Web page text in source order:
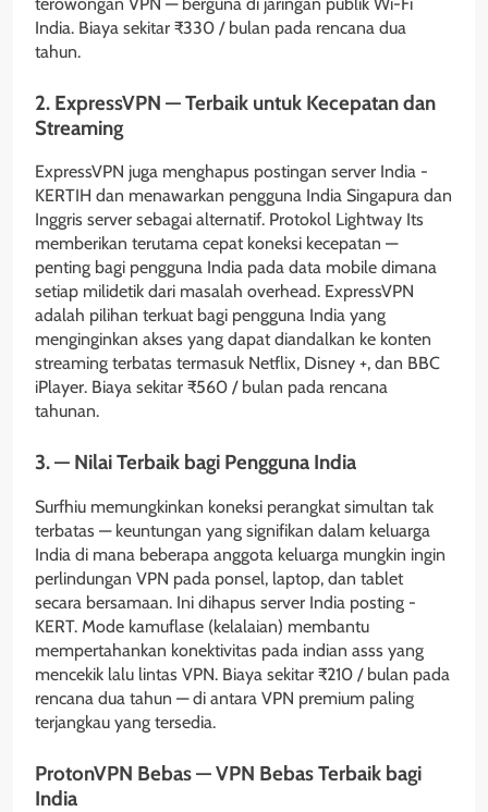
India. Biaya sekitar ₹330 / bulan pada rencana dua
tahun.
2. ExpressVPN — Terbaik untuk Kecepatan dan
Streaming
ExpressVPN juga menghapus postingan server India -
KERTIH dan menawarkan pengguna India Singapura dan
Inggris server sebagai alternatif. Protokol Lightway Its
memberikan terutama cepat koneksi kecepatan —
penting bagi pengguna India pada data mobile dimana
setiap milidetik dari masalah overhead. ExpressVPN
adalah pilihan terkuat bagi pengguna India yang
menginginkan akses yang dapat diandalkan ke konten
streaming terbatas termasuk Netflix, Disney +, dan BBC
iPlayer. Biaya sekitar ₹560 / bulan pada rencana
tahunan.
3. — Nilai Terbaik bagi Pengguna India
Surfhiu memungkinkan koneksi perangkat simultan tak
terbatas — keuntungan yang signifikan dalam keluarga
India di mana beberapa anggota keluarga mungkin ingin
perlindungan VPN pada ponsel, laptop, dan tablet
secara bersamaan. Ini dihapus server India posting -
KERT. Mode kamuflase (kelalaian) membantu
mempertahankan konektivitas pada indian asss yang
mencekik lalu lintas VPN. Biaya sekitar ₹210 / bulan pada
rencana dua tahun — di antara VPN premium paling
terjangkau yang tersedia.
ProtonVPN Bebas — VPN Bebas Terbaik bagi
India